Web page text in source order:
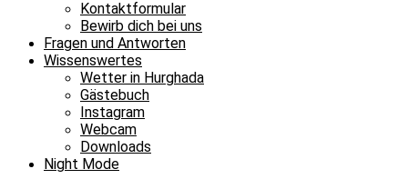
Kontaktformular
Bewirb dich bei uns
Fragen und Antworten
Wissenswertes
Wetter in Hurghada
Gästebuch
Instagram
Webcam
Downloads
Night Mode